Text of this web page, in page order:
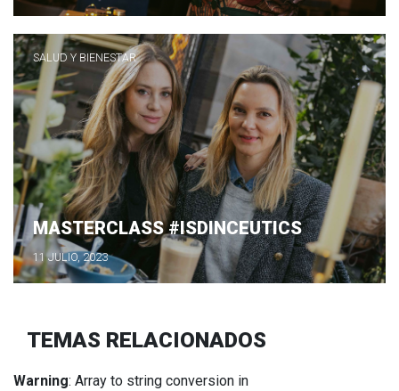
SALUD Y BIENESTAR
MASTERCLASS #ISDINCEUTICS
11 JULIO, 2023
TEMAS RELACIONADOS
Warning: Array to string conversion in